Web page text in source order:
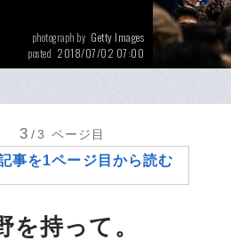
photograph by Getty Images
posted 2018/07/02 07:00
今回のW杯
3 /3 ページ目
事を1ページ目から読む
を持って。